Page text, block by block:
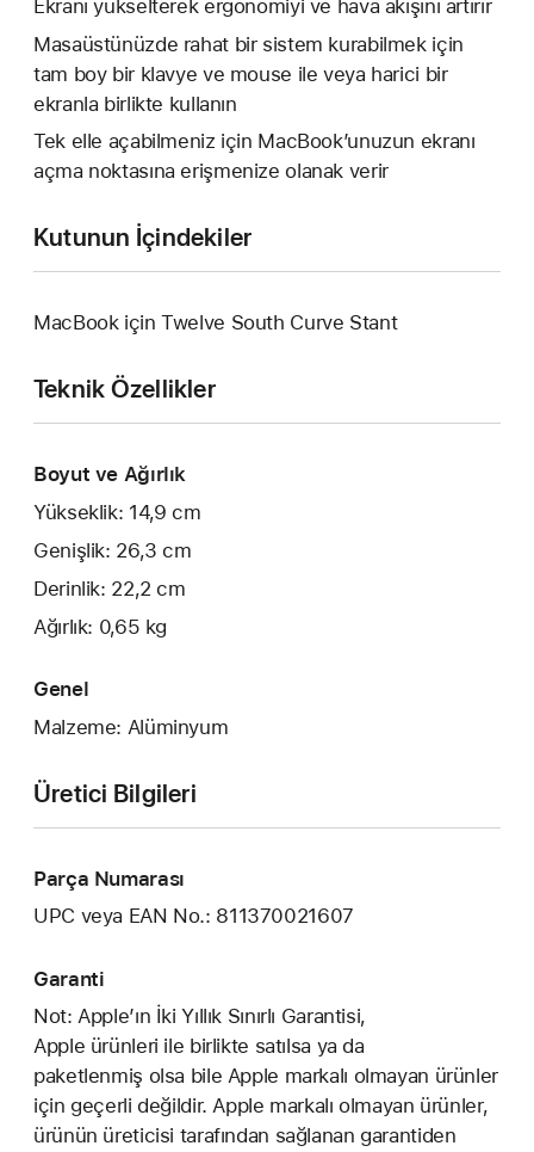
Ekranı yükselterek ergonomiyi ve hava akışını artırır
Masaüstünüzde rahat bir sistem kurabilmek için
tam boy bir klavye ve mouse ile veya harici bir
ekranla birlikte kullanın
Tek elle açabilmeniz için MacBook’unuzun ekranı
açma noktasına erişmenize olanak verir
Kutunun İçindekiler
MacBook için Twelve South Curve Stant
Teknik Özellikler
Boyut ve Ağırlık
Yükseklik: 14,9 cm
Genişlik: 26,3 cm
Derinlik: 22,2 cm
Ağırlık: 0,65 kg
Genel
Malzeme: Alüminyum
Üretici Bilgileri
Parça Numarası
UPC veya EAN No.: 811370021607
Garanti
Not: Apple’ın İki Yıllık Sınırlı Garantisi,
Apple ürünleri ile birlikte satılsa ya da
paketlenmiş olsa bile Apple markalı olmayan ürünler
için geçerli değildir. Apple markalı olmayan ürünler,
ürünün üreticisi tarafından sağlanan garantiden